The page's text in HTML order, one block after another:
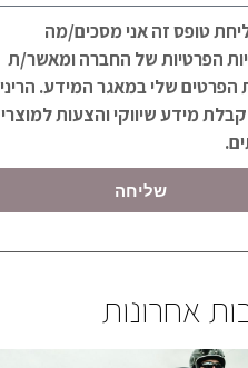
טופס זה אני מסכים/מה
הפרטיות של החברה ומאשר/ת
הפרטים שלי במאגר המידע. הריני
מידע שיווקי והצעות
שליחה
אחרונות